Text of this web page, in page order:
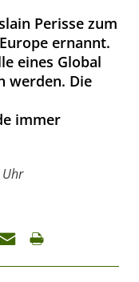
Perisse zum
ernannt.
eines Global
werden. Die
immer